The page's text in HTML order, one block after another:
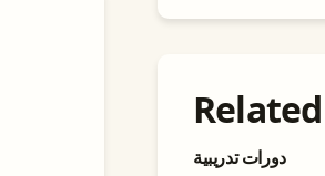
دورات تدريبية